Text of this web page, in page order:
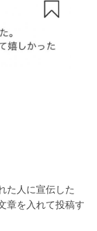
た人に宣伝した
章を入れて投稿す